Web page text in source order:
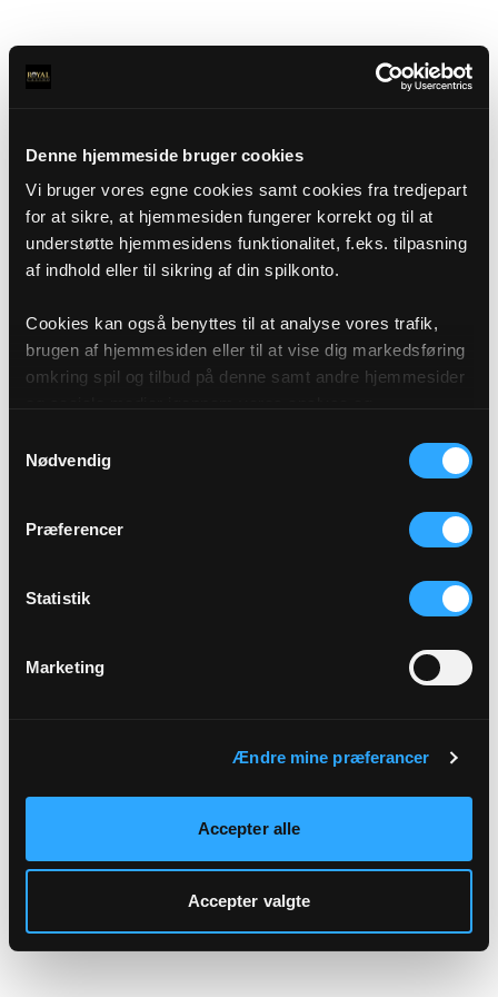
Denne hjemmeside bruger cookies
Vi bruger vores egne cookies samt cookies fra tredjepart
for at sikre, at hjemmesiden fungerer korrekt og til at
understøtte hjemmesidens funktionalitet, f.eks. tilpasning
af indhold eller til sikring af din spilkonto.
Cookies kan også benyttes til at analyse vores trafik,
brugen af hjemmesiden eller til at vise dig markedsføring
omkring spil og tilbud på denne samt andre hjemmesider
af cookies under "Detaljer" eller ved at klikke videre til
vores Cookiepolitik, som du finder i bunden af vores
Nødvendig
Præferencer
Statistik
Marketing
Ændre mine præferancer
Accepter alle
Accepter valgte